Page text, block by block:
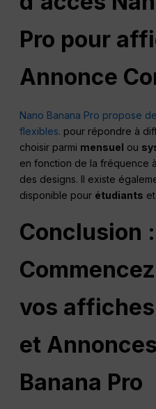
Pro pour
Annonce
Nano Banana Pro propose
flexibles. pour répondre à
choisir parmi mensuel ou
en fonction de la fréquence
des designs. Il existe
disponible pour étudiants et
Conclusion :
vos
et Annonces
Banana Pro